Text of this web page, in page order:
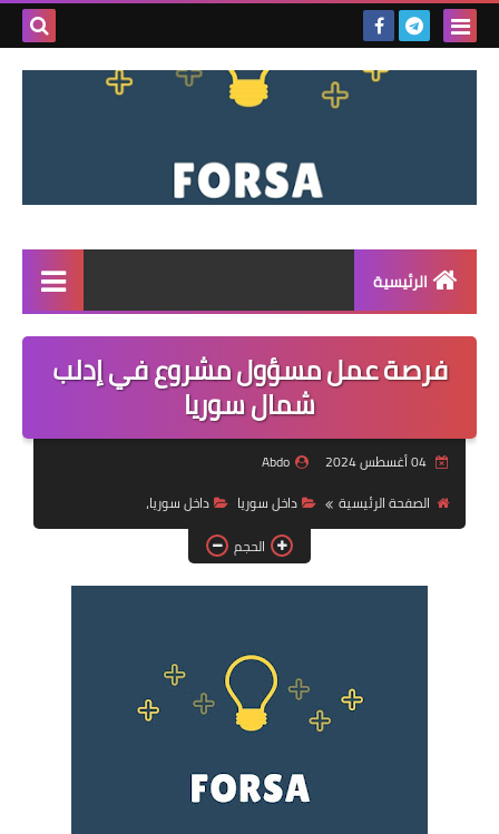
بحث
الرئيسية
القائمة
مناقصات
فرص عمل داخل سوريا
فرص عمل في العراق
فرص عمل في اليمن
دورات تدريبية
فرصة عمل مسؤول مشروع في إدلب
شمال سوريا
04 أغسطس 2024
Abdo
الصفحة الرئيسية
داخل سوريا
داخل سوريا،
الحجم